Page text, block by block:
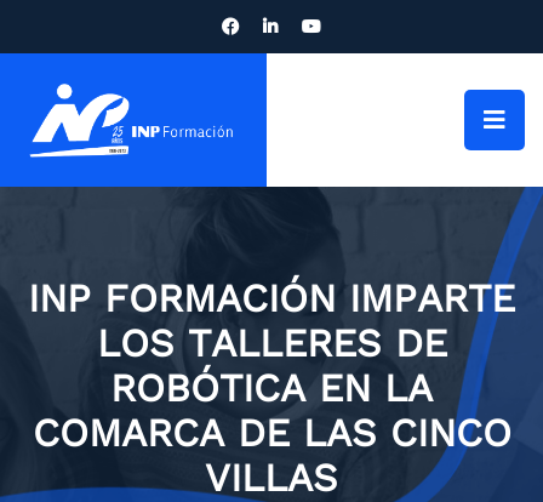
INP FORMACIÓN IMPARTE
LOS TALLERES DE
ROBÓTICA EN LA
COMARCA DE LAS CINCO
VILLAS